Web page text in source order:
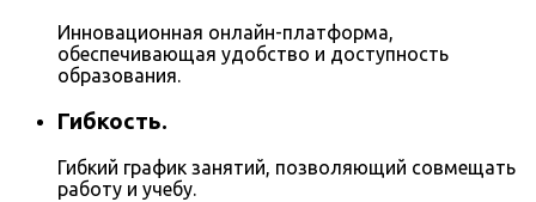
Инновационная онлайн-платформа,
обеспечивающая удобство и доступность
образования.
Гибкость.
Гибкий график занятий, позволяющий совмещать
работу и учебу.